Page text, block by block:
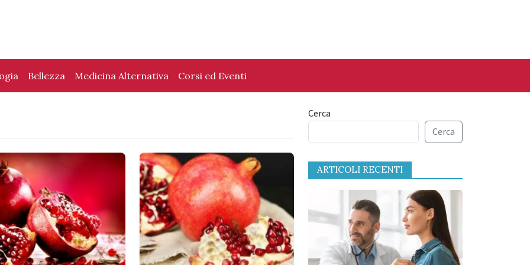
Bellezza Medicina Alternativa Corsi ed Eventi
Cerca
Cerca
ARTICOLI RECENTI